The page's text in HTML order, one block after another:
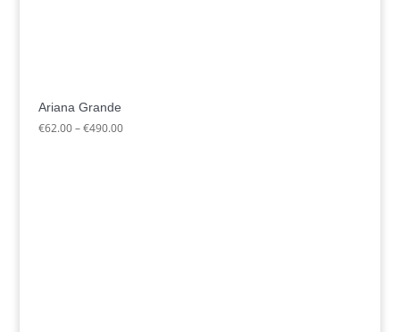
Ariana Grande
€62.00 –€490.00Preisspanne: